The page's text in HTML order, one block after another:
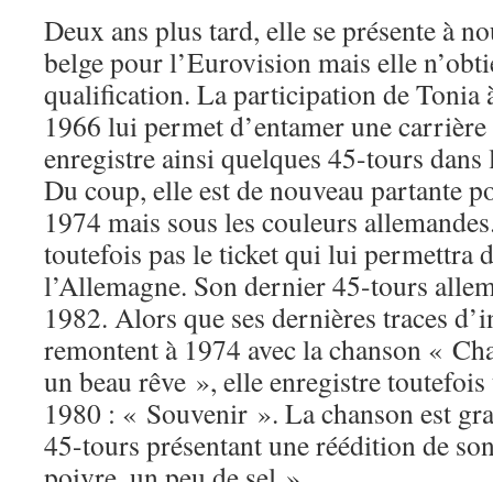
Deux ans plus tard, elle se présente à
belge pour l’Eurovision mais elle
qualification. La participation de Tonia
1966 lui permet d’entamer une
enregistre ainsi quelques 45-tours dans
Du coup, elle est de nouveau partante
1974 mais sous les couleurs
toutefois pas le ticket qui lui permettra
l’Allemagne. Son dernier 45-tours
1982. Alors que ses dernières traces
remontent à 1974 avec la chanson «
un beau rêve », elle enregistre
1980 : « Souvenir ». La chanson est
45-tours présentant une réédition de